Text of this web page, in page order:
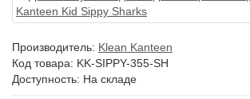
Производитель: Klean Kanteen
Код товара: KK-SIPPY-355-SH
Доступность: На складе